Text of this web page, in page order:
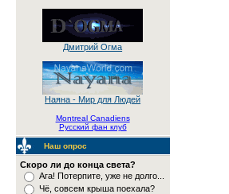
Дмитрий Огма
Наяна - Мир для Людей
Montreal Canadiens
Русский фан клуб
Наш опрос
Скоро ли до конца света?
Ага! Потерпите, уже не долго...
Чё, совсем крыша поехала?